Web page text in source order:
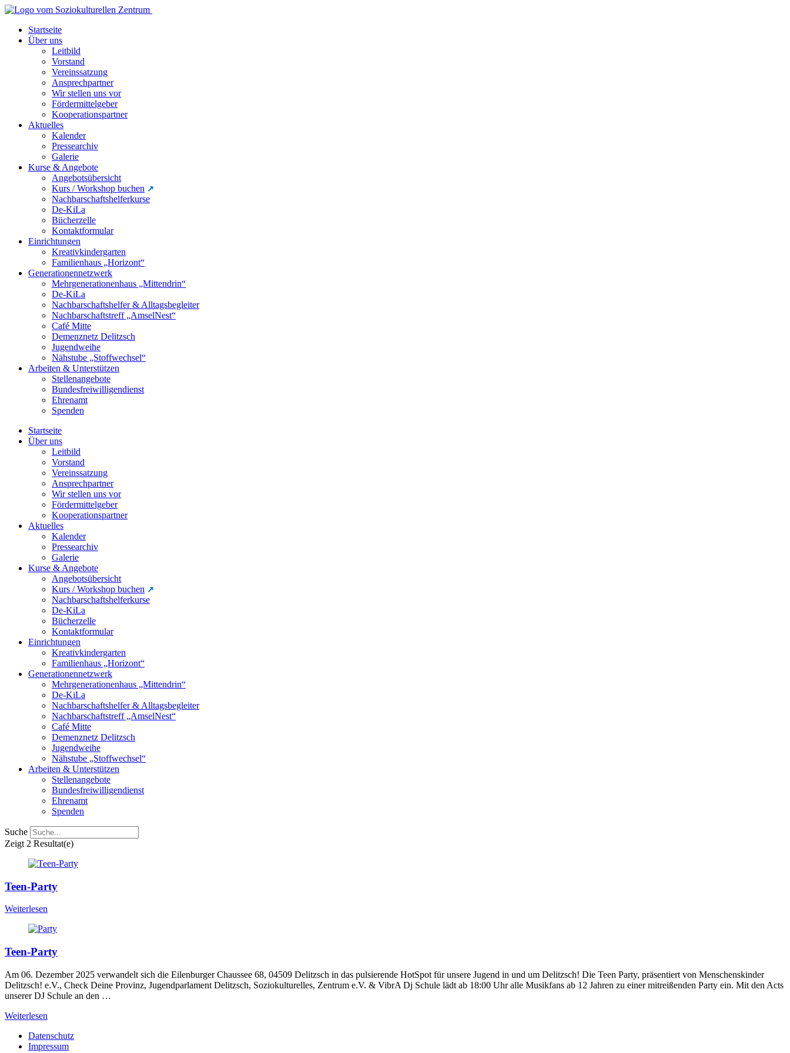
Startseite
Über uns
Leitbild
Vorstand
Vereinssatzung
Ansprechpartner
Wir stellen uns vor
Fördermittelgeber
Kooperationspartner
Aktuelles
Kalender
Pressearchiv
Galerie
Kurse & Angebote
Angebotsübersicht
Kurs / Workshop buchen
Nachbarschaftshelferkurse
De-KiLa
Bücherzelle
Kontaktformular
Einrichtungen
Kreativkindergarten
Familienhaus „Horizont“
Generationennetzwerk
Mehrgenerationenhaus „Mittendrin“
De-KiLa
Nachbarschaftshelfer & Alltagsbegleiter
Nachbarschaftstreff „AmselNest“
Café Mitte
Demenznetz Delitzsch
Jugendweihe
Nähstube „Stoffwechsel“
Arbeiten & Unterstützen
Stellenangebote
Bundesfreiwilligendienst
Ehrenamt
Spenden
Startseite
Über uns
Leitbild
Vorstand
Vereinssatzung
Ansprechpartner
Wir stellen uns vor
Fördermittelgeber
Kooperationspartner
Aktuelles
Kalender
Pressearchiv
Galerie
Kurse & Angebote
Angebotsübersicht
Kurs / Workshop buchen
Nachbarschaftshelferkurse
De-KiLa
Bücherzelle
Kontaktformular
Einrichtungen
Kreativkindergarten
Familienhaus „Horizont“
Generationennetzwerk
Mehrgenerationenhaus „Mittendrin“
De-KiLa
Nachbarschaftshelfer & Alltagsbegleiter
Nachbarschaftstreff „AmselNest“
Café Mitte
Demenznetz Delitzsch
Jugendweihe
Nähstube „Stoffwechsel“
Arbeiten & Unterstützen
Stellenangebote
Bundesfreiwilligendienst
Ehrenamt
Spenden
Suche
Zeigt 2 Resultat(e)
Teen-Party
Weiterlesen
Teen-Party
Am 06. Dezember 2025 verwandelt sich die Eilenburger Chaussee 68, 04509 Delitzsch in das pulsierende HotSpot für unsere Jugend in und um Delitzsch! Die Teen Party, präsentiert von Menschenskinder
Delitzsch! e.V., Check Deine Provinz, Jugendparlament Delitzsch, Soziokulturelles, Zentrum e.V. & VibrA Dj Schule lädt ab 18:00 Uhr alle Musikfans ab 12 Jahren zu einer mitreißenden Party ein. Mit den Acts
unserer DJ Schule an den …
Weiterlesen
Datenschutz
Impressum